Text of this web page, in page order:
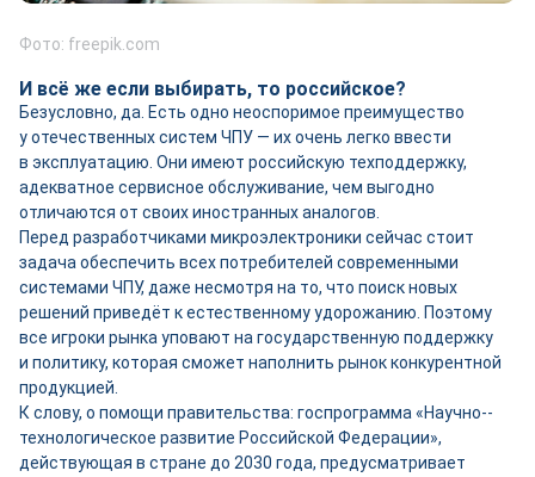
Фото: freepik.com
И всё же если выбирать, то российское?
Безусловно, да. Есть одно неоспоримое преимущество
у отечественных систем ЧПУ — их очень легко ввести
в эксплуатацию. Они имеют российскую техподдержку,
адекватное сервисное обслуживание, чем выгодно
отличаются от своих иностранных аналогов.
Перед разработчиками микроэлектроники сейчас стоит
задача обеспечить всех потребителей современными
системами ЧПУ, даже несмотря на то, что поиск новых
решений приведёт к естественному удорожанию. Поэтому
все игроки рынка уповают на государственную поддержку
и политику, которая сможет наполнить рынок конкурентной
продукцией.
К слову, о помощи правительства: госпрограмма «Научно-­
технологическое развитие Российской Федерации»,
действующая в стране до 2030 года, предусматривает